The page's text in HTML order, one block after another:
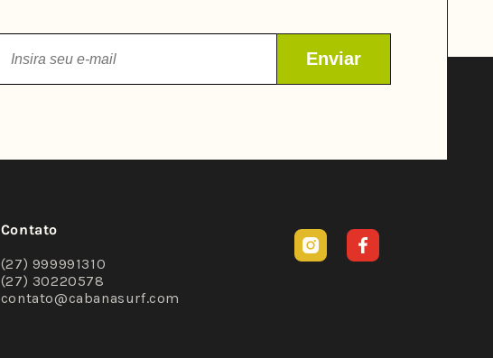
Contato
(27) 999991310
(27) 30220578
contato@cabanasurf.com
Facebook
Instagram